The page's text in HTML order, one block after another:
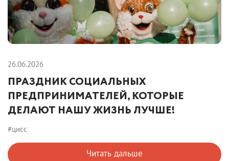
26.06.2026
ПРАЗДНИК СОЦИАЛЬНЫХ
ПРЕДПРИНИМАТЕЛЕЙ, КОТОРЫЕ
ДЕЛАЮТ НАШУ ЖИЗНЬ ЛУЧШЕ!
#цисс
Читать дальше